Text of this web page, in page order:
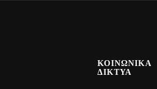
ΚΟΙΝΩΝΙΚΑ
ΔΙΚΤΥΑ